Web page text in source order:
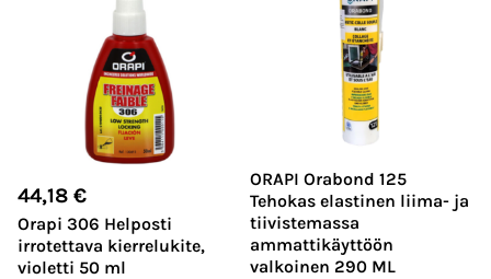
44,18 €
Orapi 306 Helposti
irrotettava kierrelukite,
violetti 50 ml
ORAPI Orabond 125
Tehokas elastinen liima- ja
tiivistemassa
ammattikäyttöön
valkoinen 290 ML